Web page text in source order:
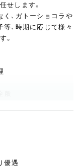
せします。
、ガトーショコラや
、時期に応じて様々
。
、入社後は今までの
ていただく流れとな
優遇